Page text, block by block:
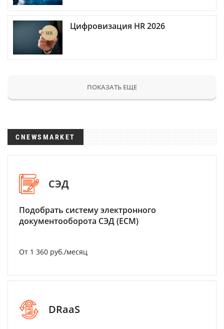
Цифровизация HR 2026
ПОКАЗАТЬ ЕЩЕ
CNEWSMARKET
СЭД
Подобрать систему электронного
документооборота СЭД (ECM)
От 1 360 руб./месяц
DRaaS